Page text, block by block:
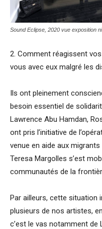
Sound Eclipse, 2020 vue exposition
2. Comment réagissent
vous avec eux malgré les
Ils ont pleinement
besoin essentiel de
Lawrence Abu Hamdan,
ont pris l’initiative de
venue en aide aux
Teresa Margolles s’est
communautés de la
Par ailleurs, cette situation
plusieurs de nos artistes,
c’est le vas notamment de